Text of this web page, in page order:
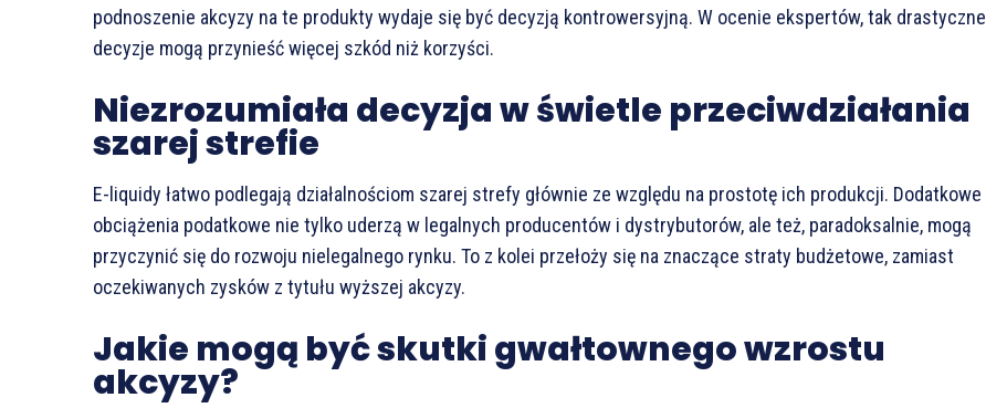
podnoszenie akcyzy na te produkty wydaje się być decyzją kontrowersyjną. W ocenie ekspertów, tak drastyczne
decyzje mogą przynieść więcej szkód niż korzyści.
Niezrozumiała decyzja w świetle przeciwdziałania
szarej strefie
E-liquidy łatwo podlegają działalnościom szarej strefy głównie ze względu na prostotę ich produkcji. Dodatkowe
obciążenia podatkowe nie tylko uderzą w legalnych producentów i dystrybutorów, ale też, paradoksalnie, mogą
przyczynić się do rozwoju nielegalnego rynku. To z kolei przełoży się na znaczące straty budżetowe, zamiast
oczekiwanych zysków z tytułu wyższej akcyzy.
Jakie mogą być skutki gwałtownego wzrostu
akcyzy?